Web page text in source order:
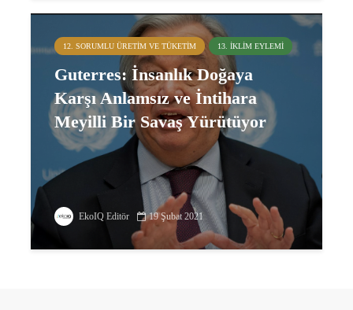
12. SORUMLU ÜRETIM VE TÜKETIM 13. İKLIM EYLEMI
Guterres: İnsanlık Doğaya
Karşı Anlamsız ve İntihara
Meyilli Bir Savaş Yürütüyor
EkoIQ Editör 19 Şubat 2021